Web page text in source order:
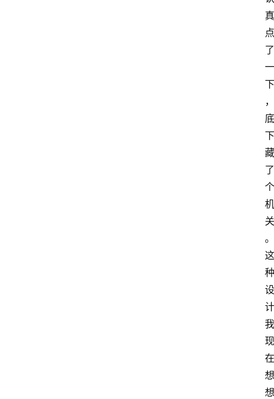
真
点
了
一
下
，
底
下
藏
了
个
机
关
。
这
种
设
计
我
现
在
想
想